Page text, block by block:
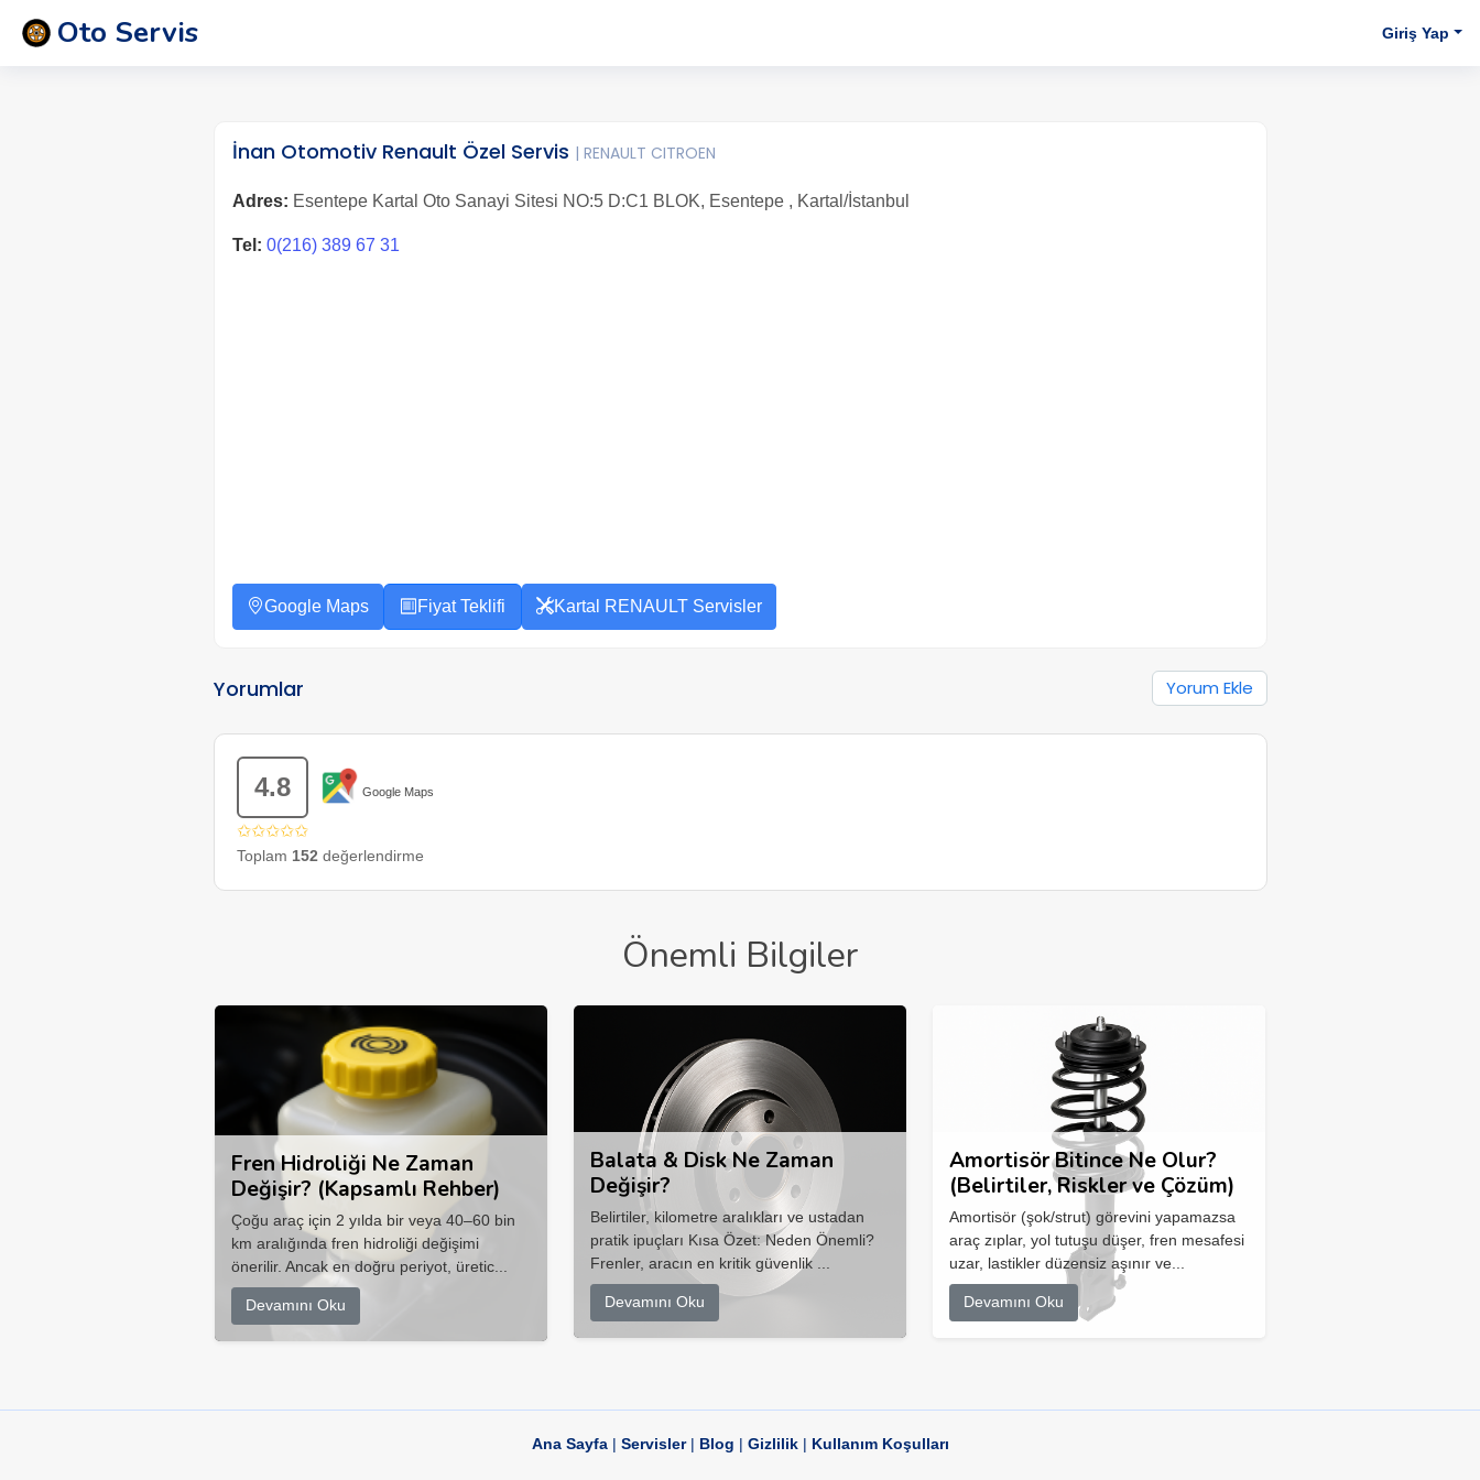
Oto Servis Giriş Yap
İnan Otomotiv Renault Özel Servis | RENAULT CITROEN
Adres: Esentepe Kartal Oto Sanayi Sitesi NO:5 D:C1 BLOK, Esentepe , Kartal/İstanbul
Tel: 0(216) 389 67 31
Google Maps Fiyat Teklifi Kartal RENAULT Servisler
Yorumlar Yorum Ekle
4.8 Google Maps
✩✩✩✩✩
Toplam 152 değerlendirme
Önemli Bilgiler
Fren Hidroliği Ne Zaman
Değişir? (Kapsamlı Rehber)
Çoğu araç için 2 yılda bir veya 40–60 bin
km aralığında fren hidroliği değişimi
önerilir. Ancak en doğru periyot, üretic...
Devamını Oku
Balata & Disk Ne Zaman
Değişir?
Belirtiler, kilometre aralıkları ve ustadan
pratik ipuçları Kısa Özet: Neden Önemli?
Frenler, aracın en kritik güvenlik ...
Devamını Oku
Amortisör Bitince Ne Olur?
(Belirtiler, Riskler ve Çözüm)
Amortisör (şok/strut) görevini yapamazsa
araç zıplar, yol tutuşu düşer, fren mesafesi
uzar, lastikler düzensiz aşınır ve...
Devamını Oku
Ana Sayfa| Servisler| Blog | Gizlilik| Kullanım Koşulları